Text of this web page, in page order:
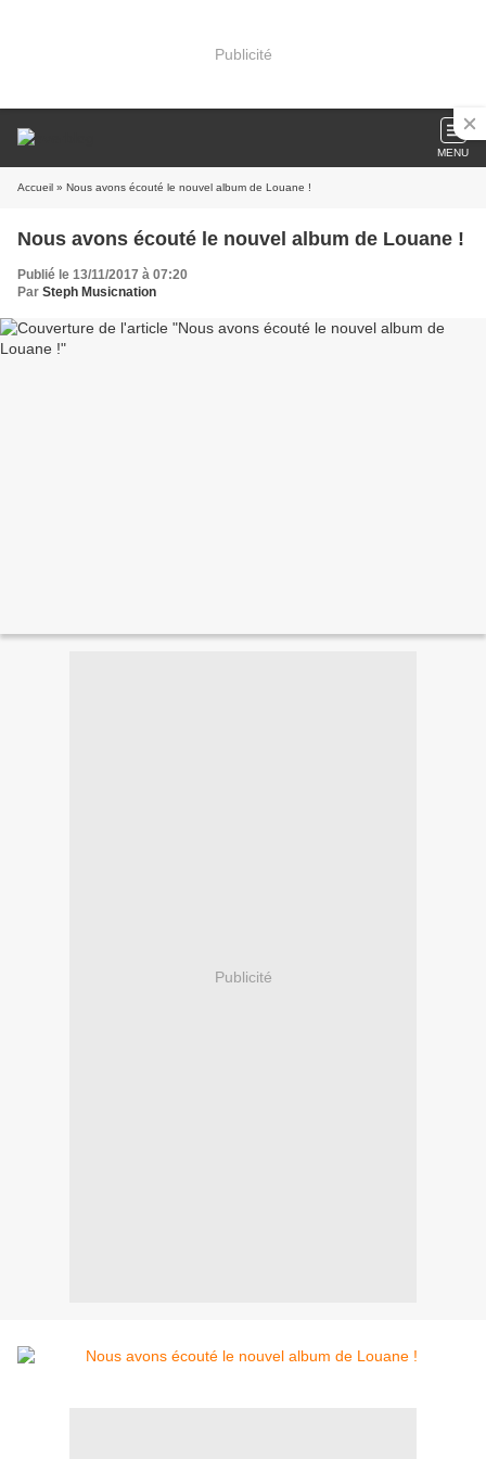
Publicité
MENU
Accueil » Nous avons écouté le nouvel album de Louane !
Nous avons écouté le nouvel album de Louane !
Publié le 13/11/2017 à 07:20
Par Steph Musicnation
Publicité